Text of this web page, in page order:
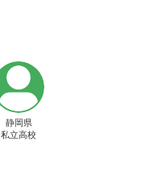
静岡県
私立高校